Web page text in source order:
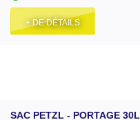
+ DE DÉTAILS
SAC PETZL - PORTAGE 30L